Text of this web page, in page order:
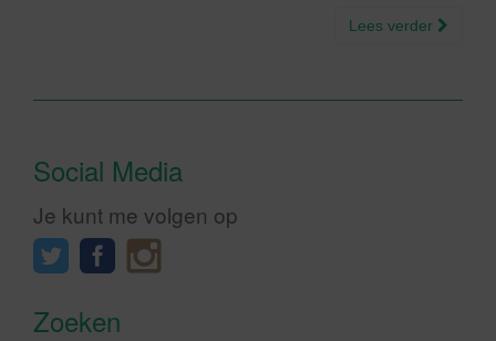
Lees verder
Social Media
Je kunt me volgen op
Zoeken